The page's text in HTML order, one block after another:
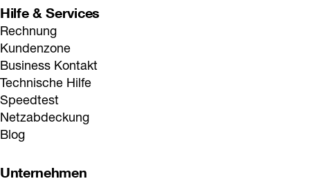
Hilfe & Services
Rechnung
Kundenzone
Business Kontakt
Technische Hilfe
Speedtest
Netzabdeckung
Blog
Unternehmen